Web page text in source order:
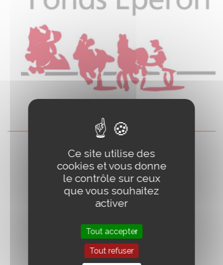
Ce site utilise des
cookies et vous donne
le contrôle sur ceux
que vous souhaitez
activer
Tout accepter
Tout refuser